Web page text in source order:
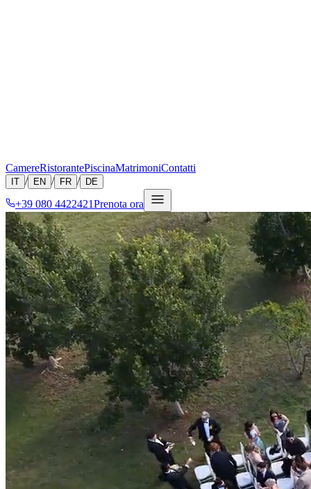
CamereRistorantePiscinaMatrimoniContatti
IT / EN / FR / DE
+39 080 4422421Prenota ora